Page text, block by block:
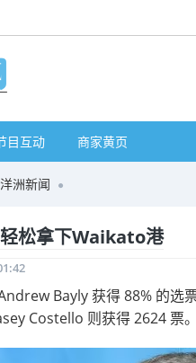
目互动 商家黄页
洲新闻
松拿下Waikato港
Bayly 获得 88% 的选
Costello 则获得 2624 票。